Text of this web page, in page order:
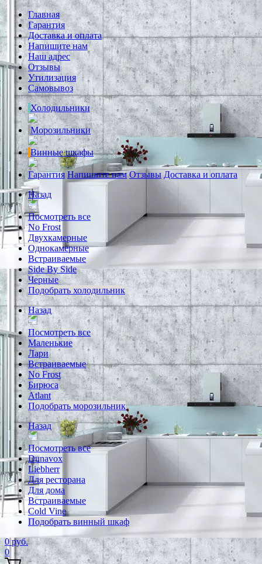
Главная
Гарантия
Доставка и оплата
Напишите нам
Наш адрес
Отзывы
Утилизация
Самовывоз
Холодильники
Морозильники
Винные шкафы
Гарантия Напишите нам Отзывы Доставка и оплата
Назад
Посмотреть все
No Frost
Двухкамерные
Однокамерные
Встраиваемые
Side By Side
Черные
Подобрать холодильник
Назад
Посмотреть все
Маленькие
Лари
Встраиваемые
No Frost
Бирюса
Atlant
Подобрать морозильник
Назад
Посмотреть все
Dunavox
Liebherr
Для ресторана
Для дома
Встраиваемые
Cold Vine
Подобрать винный шкаф
0 руб.
0